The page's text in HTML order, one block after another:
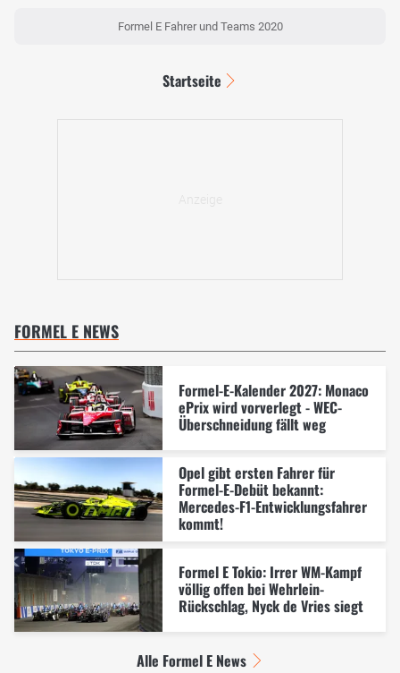
Formel E Fahrer und Teams 2020
Startseite
FORMEL E NEWS
Formel-E-Kalender 2027: Monaco
ePrix wird vorverlegt - WEC-
Überschneidung fällt weg
Opel gibt ersten Fahrer für
Formel-E-Debüt bekannt:
Mercedes-F1-Entwicklungsfahrer
kommt!
Formel E Tokio: Irrer WM-Kampf
völlig offen bei Wehrlein-
Rückschlag, Nyck de Vries siegt
Alle Formel E News